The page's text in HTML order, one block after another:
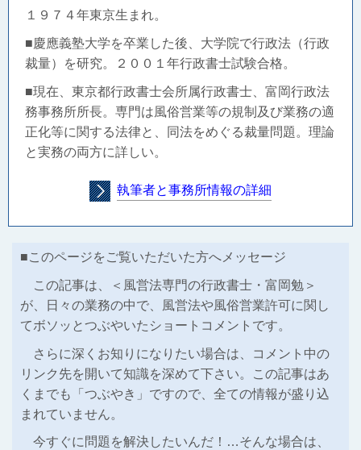
１９７４年東京生まれ。
■慶應義塾大学を卒業した後、大学院で行政法（行政
裁量）を研究。２００１年行政書士試験合格。
■現在、東京都行政書士会所属行政書士、富岡行政法
務事務所所長。 専門は風俗営業等の規制及び業務の適
正化等に関する法律と、同法をめぐる裁量問題。理論
と実務の両方に詳しい。
執筆者と事務所情報の詳細
■このページをご覧いただいた方へメッセージ
この記事は、＜風営法専門の行政書士・富岡勉＞
が、日々の業務の中で、風営法や風俗営業許可に関し
てボソッとつぶやいたショートコメントです。
さらに深くお知りになりたい場合は、コメント中の
リンク先を開いて知識を深めて下さい。この記事はあ
くまでも「つぶやき」ですので、全ての情報が盛り込
まれていません。
今すぐに問題を解決したいんだ！…そんな場合は、